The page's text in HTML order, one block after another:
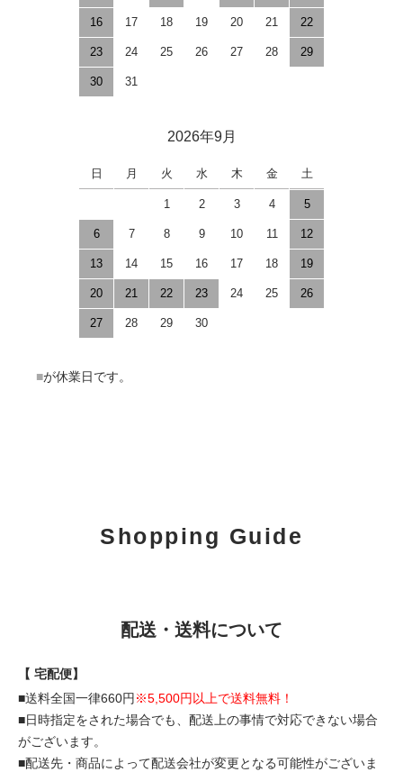
16 17 18 19 20 21 22
23 24 25 26 27 28 29
30 31
2026年9月
日 月 火 水 木 金 土
1 2 3 4 5
6 7 8 9 10 11 12
13 14 15 16 17 18 19
20 21 22 23 24 25 26
27 28 29 30
■が休業日です。
Shopping Guide
配送・送料について
【 宅配便】
■送料全国一律660円 ※5,500円以上で送料無料！
■日時指定をされた場合でも、配送上の事情で対応できない場合
がございます。
■配送先・商品によって配送会社が変更となる可能性がございま